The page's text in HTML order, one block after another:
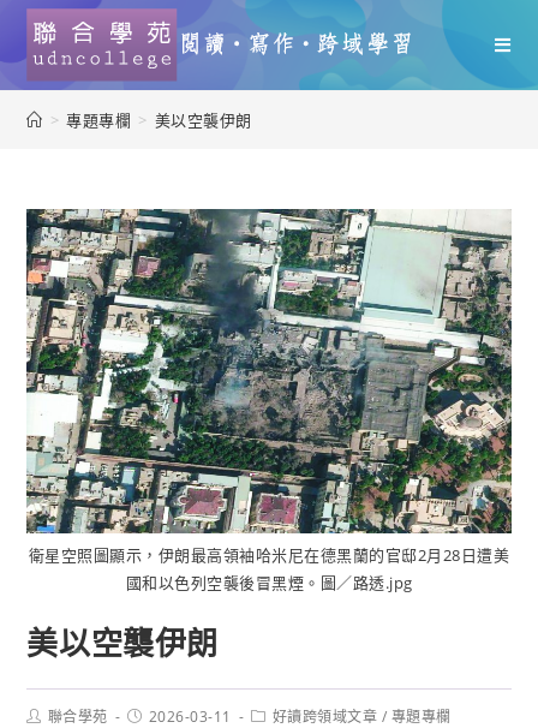
> 專題專欄 > 美以空襲伊朗
衛星空照圖顯示，伊朗最高領袖哈米尼在德黑蘭的官邸2月28日遭美
國和以色列空襲後冒黑煙。圖／路透.jpg
美以空襲伊朗
聯合學苑 2026-03-11 好讀跨領域文章 / 專題專欄